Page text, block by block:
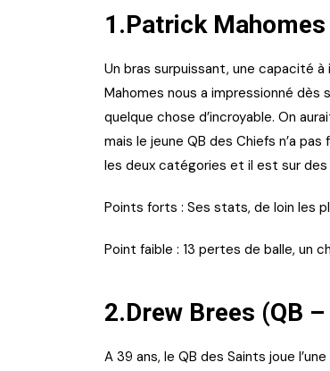
1.Patrick
Un bras surpuissant, une capacité
Mahomes nous a impressionné dès
quelque chose d’incroyable. On
mais le jeune QB des Chiefs n’a
les deux catégories et il est sur
Points forts : Ses stats, de loin les
Point faible : 13 pertes de balle, un
2.Drew Brees (QB
A 39 ans, le QB des Saints joue